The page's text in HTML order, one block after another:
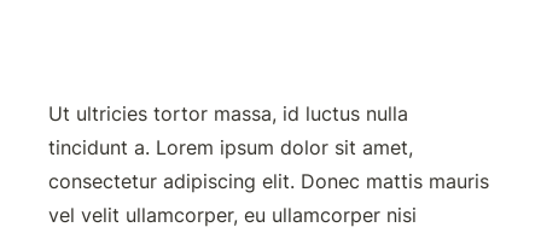
Ut ultricies tortor massa, id luctus nulla
tincidunt a. Lorem ipsum dolor sit amet,
consectetur adipiscing elit. Donec mattis mauris
vel velit ullamcorper, eu ullamcorper nisi